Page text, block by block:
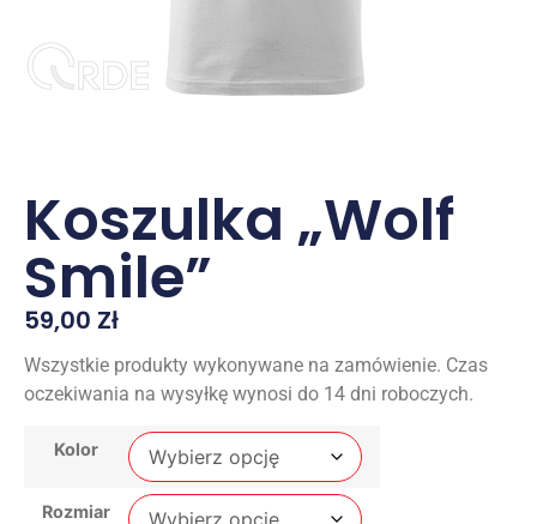
Koszulka „Wolf
Smile”
59,00 Zł
Wszystkie produkty wykonywane na zamówienie. Czas
oczekiwania na wysyłkę wynosi do 14 dni roboczych.
Kolor
Rozmiar